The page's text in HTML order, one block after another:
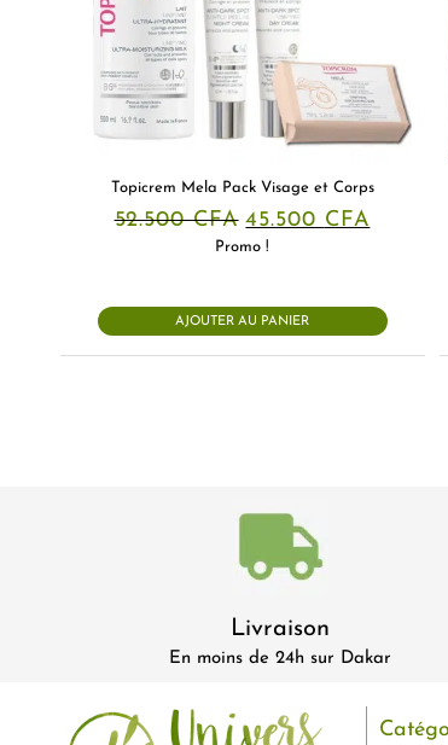
Topicrem Mela Pack Visage et Corps
52.500CFA Le
prix
initial
45.500 CFA
Promo !
AJOUTER AU PANIER
Livraison
En moins de 24h sur Dakar